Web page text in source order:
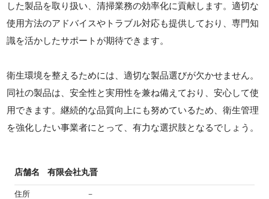
した製品を取り扱い、清掃業務の効率化に貢献します。適切な
使用方法のアドバイスやトラブル対応も提供しており、専門知
識を活かしたサポートが期待できます。
衛生環境を整えるためには、適切な製品選びが欠かせません。
同社の製品は、安全性と実用性を兼ね備えており、安心して使
用できます。継続的な品質向上にも努めているため、衛生管理
を強化したい事業者にとって、有力な選択肢となるでしょう。
店舗名 有限会社丸晋
住所 －